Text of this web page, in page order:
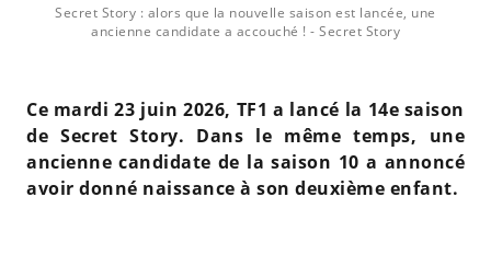
Secret Story : alors que la nouvelle saison est lancée, une
ancienne candidate a accouché ! - Secret Story
Ce mardi 23 juin 2026, TF1 a lancé la 14e saison
de Secret Story. Dans le même temps, une
ancienne candidate de la saison 10 a annoncé
avoir donné naissance à son deuxième enfant.